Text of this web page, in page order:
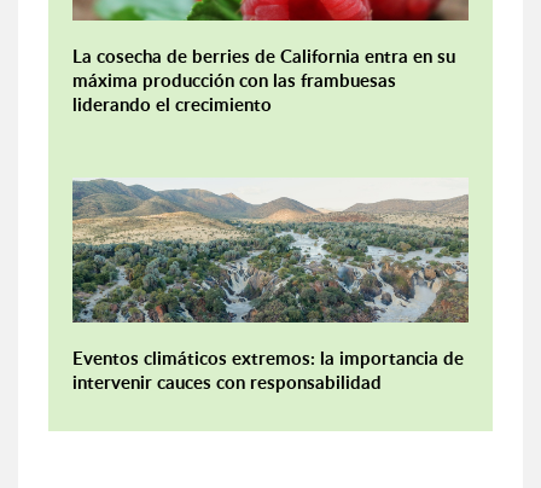
La cosecha de berries de California entra en su
máxima producción con las frambuesas
liderando el crecimiento
Eventos climáticos extremos: la importancia de
intervenir cauces con responsabilidad